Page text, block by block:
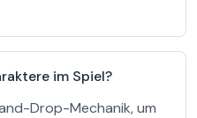
im Spiel?
Drop-Mechanik, um